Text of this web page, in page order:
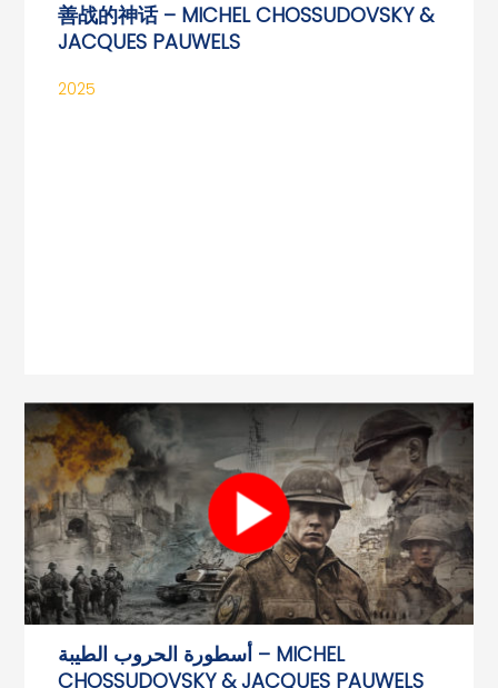
善战的神话 – MICHEL CHOSSUDOVSKY &
JACQUES PAUWELS
2025
أسطورة الحروب الطيبة – MICHEL
CHOSSUDOVSKY & JACQUES PAUWELS